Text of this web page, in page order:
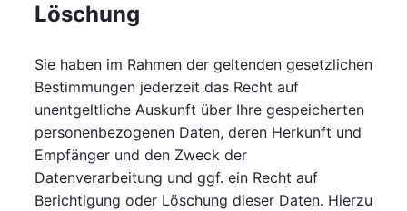
Löschung
Sie haben im Rahmen der geltenden gesetzlichen
Bestimmungen jederzeit das Recht auf
unentgeltliche Auskunft über Ihre gespeicherten
personenbezogenen Daten, deren Herkunft und
Empfänger und den Zweck der
Datenverarbeitung und ggf. ein Recht auf
Berichtigung oder Löschung dieser Daten. Hierzu